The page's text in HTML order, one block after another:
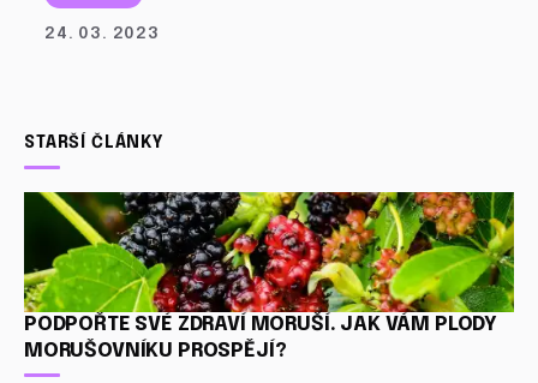
24. 03. 2023
STARŠÍ ČLÁNKY
PODPOŘTE SVÉ ZDRAVÍ MORUŠÍ. JAK VÁM PLODY
MORUŠOVNÍKU PROSPĚJÍ?